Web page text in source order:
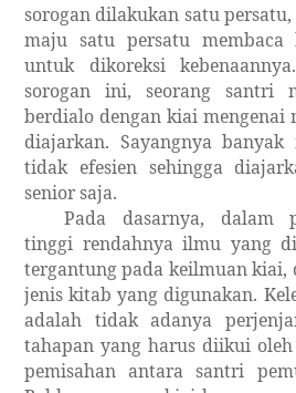
sorogan dilakukan satu
maju satu persatu
untuk dikoreksi
sorogan ini, seorang santri
berdialo dengan kiai mengenai
diajarkan. Sayangnya
tidak efesien sehingga
senior saja.
Pada dasarnya, dalam
tinggi rendahnya ilmu yang
tergantung pada keilmuan kiai,
jenis kitab yang digunakan.
adalah tidak adanya
tahapan yang harus diikui
pemisahan antara santri